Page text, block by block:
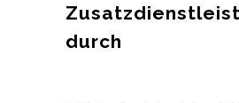
durch